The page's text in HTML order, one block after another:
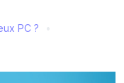
PC ?